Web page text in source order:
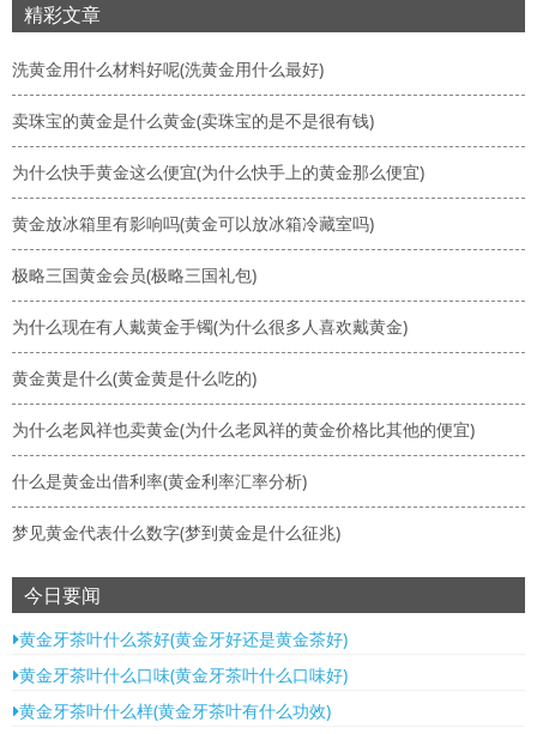
精彩文章
洗黄金用什么材料好呢(洗黄金用什么最好)
卖珠宝的黄金是什么黄金(卖珠宝的是不是很有钱)
为什么快手黄金这么便宜(为什么快手上的黄金那么便宜)
黄金放冰箱里有影响吗(黄金可以放冰箱冷藏室吗)
极略三国黄金会员(极略三国礼包)
为什么现在有人戴黄金手镯(为什么很多人喜欢戴黄金)
黄金黄是什么(黄金黄是什么吃的)
为什么老凤祥也卖黄金(为什么老凤祥的黄金价格比其他的便宜)
什么是黄金出借利率(黄金利率汇率分析)
梦见黄金代表什么数字(梦到黄金是什么征兆)
今日要闻
黄金牙茶叶什么茶好(黄金牙好还是黄金茶好)
黄金牙茶叶什么口味(黄金牙茶叶什么口味好)
黄金牙茶叶什么样(黄金牙茶叶有什么功效)